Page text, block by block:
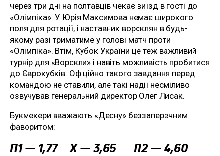
через три дні на полтавців чекає виїзд в гості до
«Олімпіка». У Юрія Максимова немає широкого
поля для ротації, і наставник ворсклян в будь-
якому разі триматиме у голові матч проти
«Олімпіка». Втім, Кубок України це теж важливий
турнір для «Ворскли» і навіть можливість пробитися
до Єврокубків. Офіційно такого завдання перед
командою не ставили, але такі надії несміливо
озвучував генеральний директор Олег Лисак.
Букмекери вважають «Десну» беззаперечним
фаворитом:
П1 — 1,77 Х — 3,65 П2 — 4,60